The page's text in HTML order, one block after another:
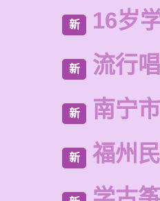
新 16岁
新 流行
新 南宁
新 福州